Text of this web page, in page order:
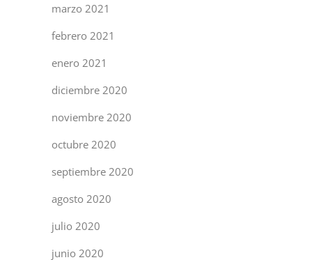
marzo 2021
febrero 2021
enero 2021
diciembre 2020
noviembre 2020
octubre 2020
septiembre 2020
agosto 2020
julio 2020
junio 2020